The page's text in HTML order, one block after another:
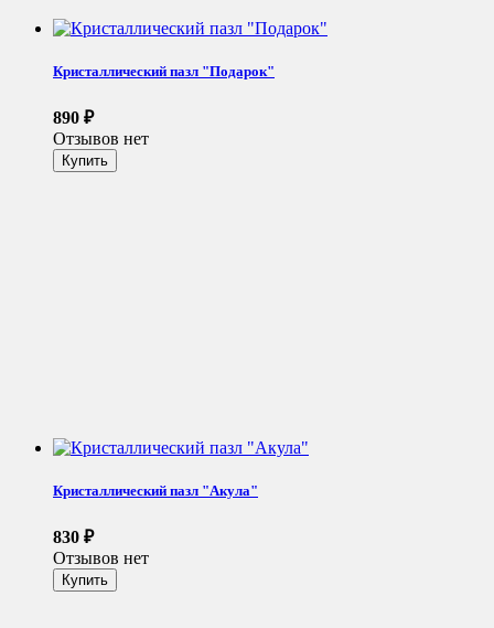
Кристаллический пазл "Подарок"
890 ₽
Отзывов нет
Кристаллический пазл "Акула"
830 ₽
Отзывов нет